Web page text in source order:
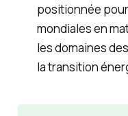
positionnée
mondiales en
les domaines
la transition